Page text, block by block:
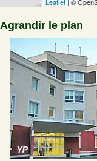
Agrandir le plan